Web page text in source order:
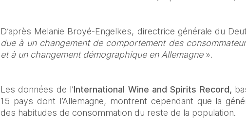
D’après Melanie Broyé-Engelkes, directrice générale du
due à un changement de comportement des
et à un changement démographique en Allemagne ».
Les données de l’International Wine and Spirits Record,
15 pays dont l’Allemagne, montrent cependant que la
des habitudes de consommation du reste de la population.